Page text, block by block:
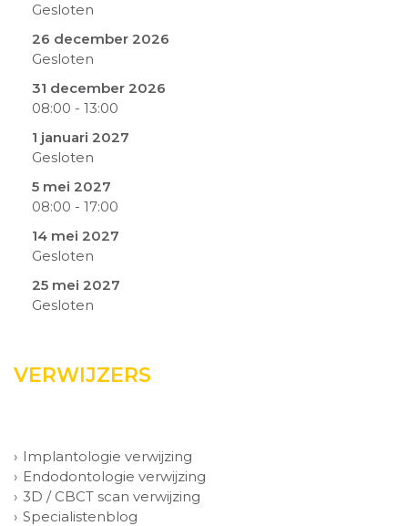
Gesloten
26 december 2026
Gesloten
31 december 2026
08:00 - 13:00
1 januari 2027
Gesloten
5 mei 2027
08:00 - 17:00
14 mei 2027
Gesloten
25 mei 2027
Gesloten
VERWIJZERS
Implantologie verwijzing
Endodontologie verwijzing
3D / CBCT scan verwijzing
Specialistenblog